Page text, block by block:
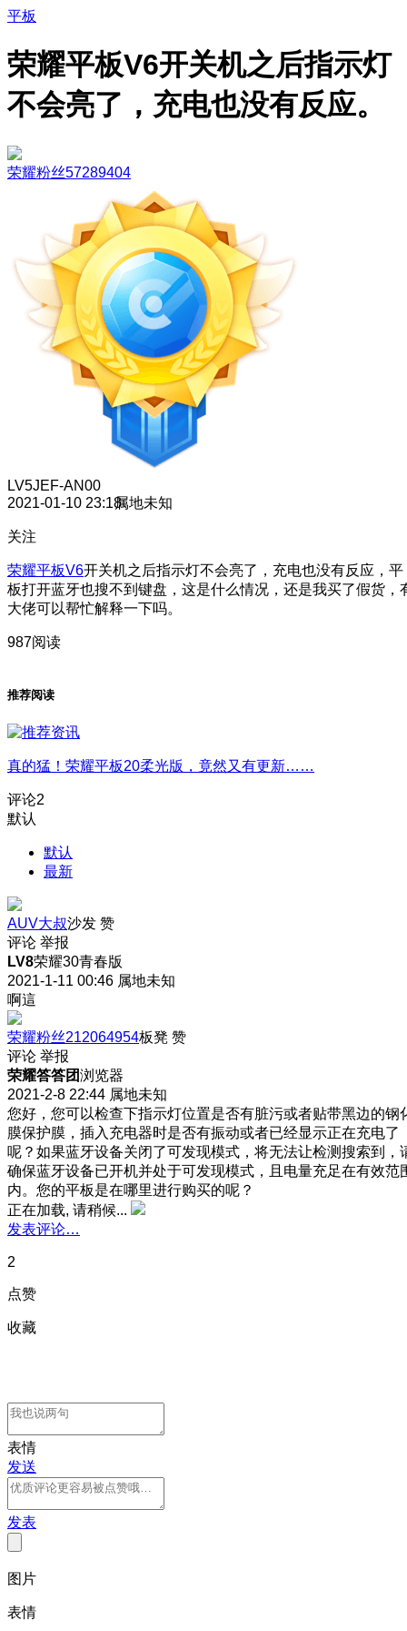
平板
荣耀平板V6开关机之后指示灯
不会亮了，充电也没有反应。
荣耀粉丝57289404
LV5JEF-AN00
2021-01-10 23:18属地未知
关注
荣耀平板V6开关机之后指示灯不会亮了，充电也没有反应，平
板打开蓝牙也搜不到键盘，这是什么情况，还是我买了假货，
大佬可以帮忙解释一下吗。
987阅读
推荐阅读
真的猛！荣耀平板20柔光版，竟然又有更新……
评论2
默认
默认
最新
AUV大叔沙发 赞
评论 举报
LV8荣耀30青春版
2021-1-11 00:46 属地未知
啊這
荣耀粉丝212064954板凳 赞
评论 举报
荣耀答答团浏览器
2021-2-8 22:44 属地未知
您好，您可以检查下指示灯位置是否有脏污或者贴带黑边的钢
膜保护膜，插入充电器时是否有振动或者已经显示正在充电了
呢？如果蓝牙设备关闭了可发现模式，将无法让检测搜索到，
确保蓝牙设备已开机并处于可发现模式，且电量充足在有效范
内。您的平板是在哪里进行购买的呢？
正在加载, 请稍候...
发表评论…
2
点赞
收藏
表情
发送
发表
图片
表情